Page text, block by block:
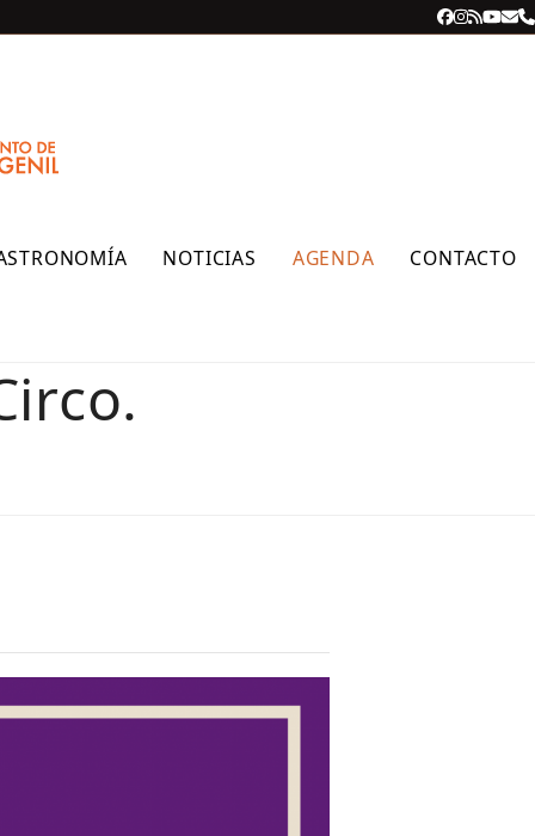
Facebook
RSS
NOTICIAS AGENDA CONTACTO